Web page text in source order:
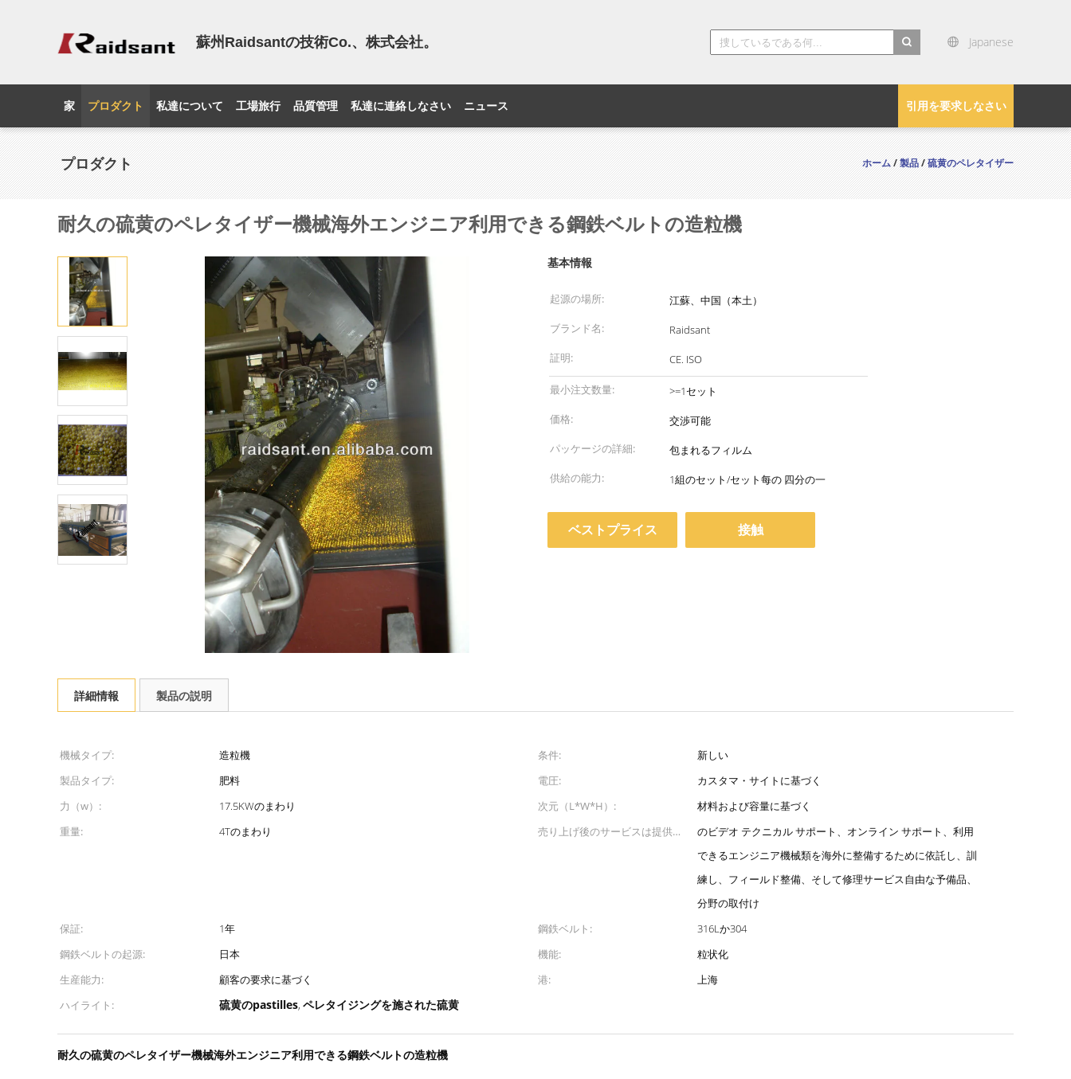
蘇州Raidsantの技術Co.、株式会社。 Japanese
引用を要求しなさい
家 プロダクト 私達について 工場旅行 品質管理 私達に連絡しなさい ニュース
プロダクト ホーム/製品/硫黄のペレタイザー
耐久の硫黄のペレタイザー機械海外エンジニア利用できる鋼鉄ベルトの造粒機
基本情報
起源の場所:
江蘇、中国（本土）
ブランド名:
Raidsant
証明:
CE. ISO
最小注文数量:
>=1セット
価格:
交渉可能
パッケージの詳細:
包まれるフィルム
供給の能力:
1組のセット/セット每の 四分の一
ベストプライス 接触
詳細情報 製品の説明
機械タイプ: 造粒機 条件:
新しい
製品タイプ:
肥料 電圧:
カスタマ・サイトに基づく
力（w）:
17.5KWのまわり 次元（L*W*H）:
材料および容量に基づく
重量:
4Tのまわり
売り上げ後のサービスは提供し
のビデオ テクニカル サポート、オンライン サポート、利用
できるエンジニア機械類を海外に整備するために依託し、訓
練し、フィールド整備、そして修理サービス自由な予備品、
分野の取付け
保証:
1年 鋼鉄ベルト:
316Lか304
鋼鉄ベルトの起源:
日本 機能:
粒状化
生産能力:
顧客の要求に基づく 港:
上海
ハイライト:
硫黄のpastilles, ペレタイジングを施された硫黄
耐久の硫黄のペレタイザー機械海外エンジニア利用できる鋼鉄ベルトの造粒機